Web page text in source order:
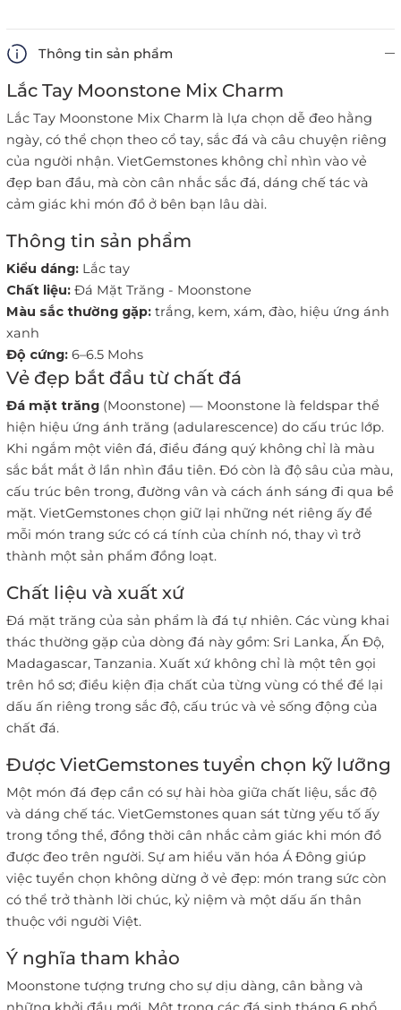
Thông tin sản phẩm
Lắc Tay Moonstone Mix Charm
Lắc Tay Moonstone Mix Charm là lựa chọn dễ đeo hằng
ngày, có thể chọn theo cổ tay, sắc đá và câu chuyện riêng
của người nhận. VietGemstones không chỉ nhìn vào vẻ
đẹp ban đầu, mà còn cân nhắc sắc đá, dáng chế tác và
cảm giác khi món đồ ở bên bạn lâu dài.
Thông tin sản phẩm
Kiểu dáng: Lắc tay
Chất liệu: Đá Mặt Trăng - Moonstone
Màu sắc thường gặp: trắng, kem, xám, đào, hiệu ứng ánh
xanh
Độ cứng: 6–6.5 Mohs
Vẻ đẹp bắt đầu từ chất đá
Đá mặt trăng (Moonstone) — Moonstone là feldspar thể
hiện hiệu ứng ánh trăng (adularescence) do cấu trúc lớp.
Khi ngắm một viên đá, điều đáng quý không chỉ là màu
sắc bắt mắt ở lần nhìn đầu tiên. Đó còn là độ sâu của màu,
cấu trúc bên trong, đường vân và cách ánh sáng đi qua bề
mặt. VietGemstones chọn giữ lại những nét riêng ấy để
mỗi món trang sức có cá tính của chính nó, thay vì trở
thành một sản phẩm đồng loạt.
Chất liệu và xuất xứ
Đá mặt trăng của sản phẩm là đá tự nhiên. Các vùng khai
thác thường gặp của dòng đá này gồm: Sri Lanka, Ấn Độ,
Madagascar, Tanzania. Xuất xứ không chỉ là một tên gọi
trên hồ sơ; điều kiện địa chất của từng vùng có thể để lại
dấu ấn riêng trong sắc độ, cấu trúc và vẻ sống động của
chất đá.
Được VietGemstones tuyển chọn kỹ lưỡng
Một món đá đẹp cần có sự hài hòa giữa chất liệu, sắc độ
và dáng chế tác. VietGemstones quan sát từng yếu tố ấy
trong tổng thể, đồng thời cân nhắc cảm giác khi món đồ
được đeo trên người. Sự am hiểu văn hóa Á Đông giúp
việc tuyển chọn không dừng ở vẻ đẹp: món trang sức còn
có thể trở thành lời chúc, kỷ niệm và một dấu ấn thân
thuộc với người Việt.
Ý nghĩa tham khảo
Moonstone tượng trưng cho sự dịu dàng, cân bằng và